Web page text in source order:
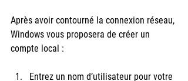
Après avoir contourné la connexion réseau,
Windows vous proposera de créer un
compte local :
Entrez un nom d’utilisateur pour votre